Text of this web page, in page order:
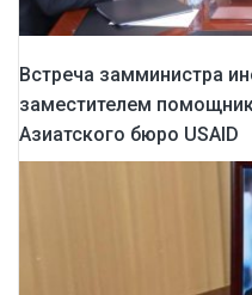
Встреча замминистра
заместителем
Азиатского бюро USAID